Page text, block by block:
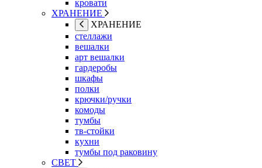
кровати
ХРАНЕНИЕ
ХРАНЕНИЕ
стеллажи
вешалки
арт вешалки
гардеробы
шкафы
полки
крючки/ручки
комоды
тумбы
тв-стойки
кухни
тумбы под раковину
СВЕТ